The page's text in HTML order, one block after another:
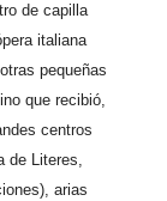
de capilla
italiana
pequeñas
que recibió,
centros
de Literes,
arias